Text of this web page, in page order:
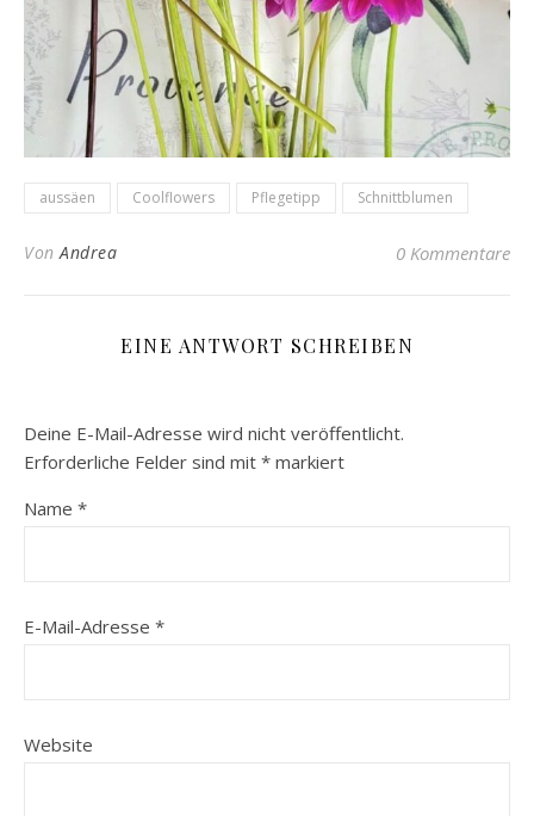
aussäen Coolflowers Pflegetipp Schnittblumen
VonAndrea 0 Kommentare
EINE ANTWORT SCHREIBEN
Deine E-Mail-Adresse wird nicht veröffentlicht.
Erforderliche Felder sind mit * markiert
Name *
E-Mail-Adresse *
Website